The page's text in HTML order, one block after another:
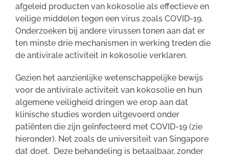
afgeleid producten van kokosolie als effectieve en
veilige middelen tegen een virus zoals COVID-19.
Onderzoeken bij andere virussen tonen aan dat er
ten minste drie mechanismen in werking treden die
de antivirale activiteit in kokosolie verklaren.
Gezien het aanzienlijke wetenschappelijke bewijs
voor de antivirale activiteit van kokosolie en hun
algemene veiligheid dringen we erop aan dat
klinische studies worden uitgevoerd onder
patiënten die zijn geïnfecteerd met COVID-19 (zie
hieronder). Net zoals de universiteit van Singapore
dat doet. Deze behandeling is betaalbaar, zonder